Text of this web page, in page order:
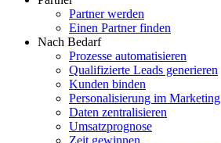
Partner werden
Einen Partner finden
Nach Bedarf
Prozesse automatisieren
Qualifizierte Leads generieren
Kunden binden
Personalisierung im Marketing
Daten zentralisieren
Umsatzprognose
Zeit gewinnen